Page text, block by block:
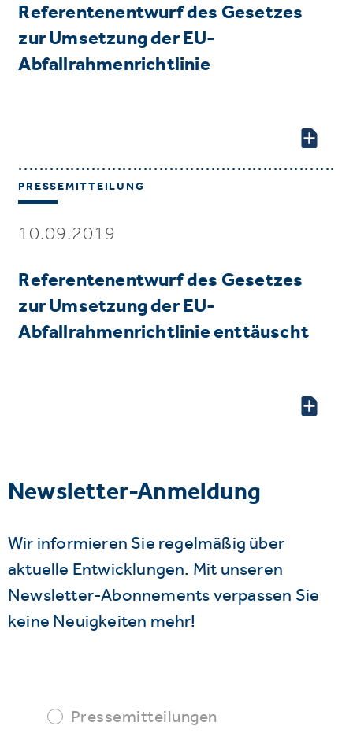
Referentenentwurf des Gesetzes
zur Umsetzung der EU-
Abfallrahmenrichtlinie
PRESSEMITTEILUNG
10.09.2019
Referentenentwurf des Gesetzes
zur Umsetzung der EU-
Abfallrahmenrichtlinie enttäuscht
Newsletter-Anmeldung
Wir informieren Sie regelmäßig über
aktuelle Entwicklungen. Mit unseren
Newsletter-Abonnements verpassen Sie
keine Neuigkeiten mehr!
Pressemitteilungen